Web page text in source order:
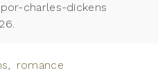
charles-dickens
romance